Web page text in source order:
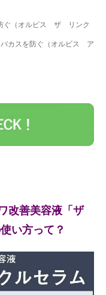
ぐ（オルビス ザ リンク
バカスを防ぐ（オルビス ア
改善美容液「ザ
い方って？